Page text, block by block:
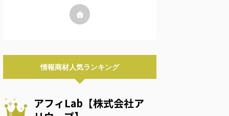
情報商材人気ランキング
アフィLab【株式会社ア